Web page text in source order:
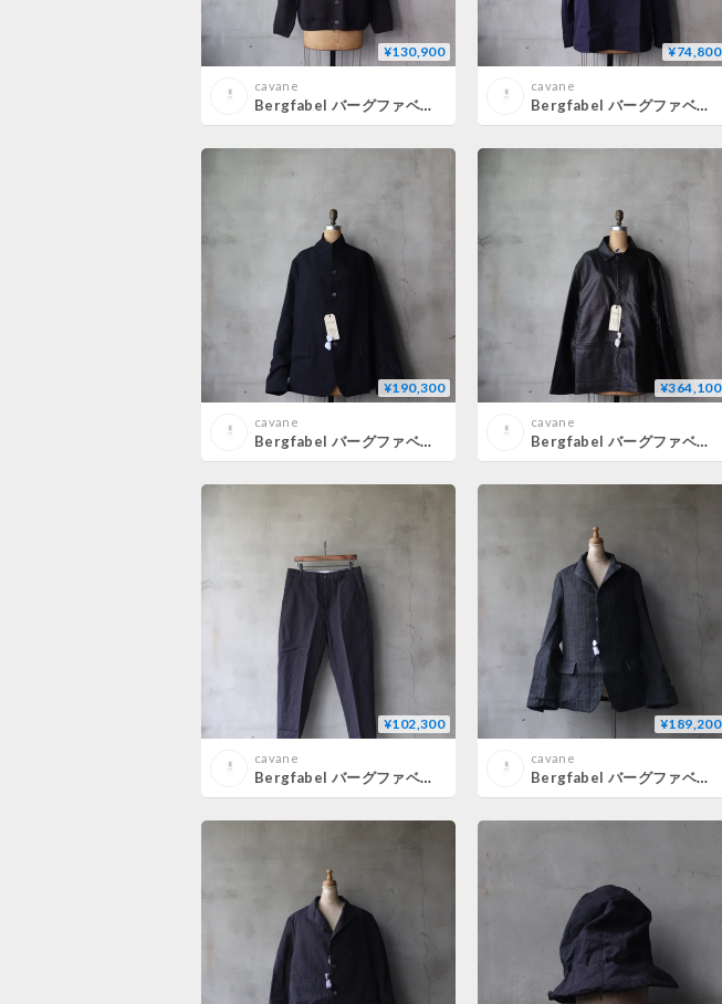
¥130,900
cavane
Bergfabel バーグファベル / Wool/Cashmere Cardiganカーディガン / BFUW13/W03
¥74,800
cavane
Bergfabel バーグファベル / Elia Shirtシャツ/ BFMSH213/K118
¥190,300
cavane
Bergfabel バーグファベル / Tyrol Jacketジャケット/ BFMNJ217/212
¥364,100
cavane
Bergfabel バーグファベル / Leather Hugo Jacket 革ジャケット/ BFMNJ201/N01
¥102,300
cavane
Bergfabel バーグファベル / Joseph pantsパンツ/ BFMP165/353
¥189,200
cavane
Bergfabel バーグファベル / Tyrol Jacketジャケット/ BFMJ18/355